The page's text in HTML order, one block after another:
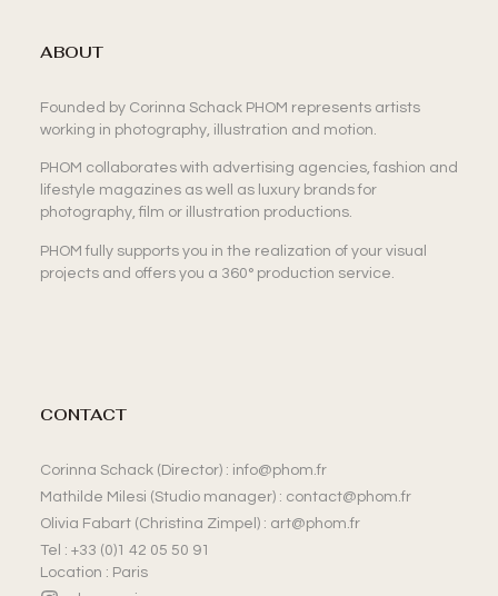
ABOUT
Founded by Corinna Schack PHOM represents artists
working in photography, illustration and motion.
PHOM collaborates with advertising agencies, fashion and
lifestyle magazines as well as luxury brands for
photography, film or illustration productions.
PHOM fully supports you in the realization of your visual
projects and offers you a 360° production service.
CONTACT
Corinna Schack (Director) : info@phom.fr
Mathilde Milesi (Studio manager) : contact@phom.fr
Olivia Fabart (Christina Zimpel) : art@phom.fr
Tel : +33 (0)1 42 05 50 91
Location : Paris